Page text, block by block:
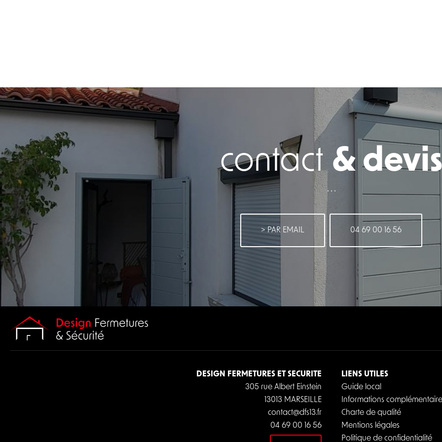
contact&
. . .
> PAR EMAIL 04 69 00 16 56
DESIGN FERMETURES ET SECURITE
305 rue Albert Einstein
13013 MARSEILLE
contact@dfs13.fr
04 69 00 16 56
LIENS UTILES
Guide local
Informations
Charte de qualité
Mentions légales
Politique de confidentialité